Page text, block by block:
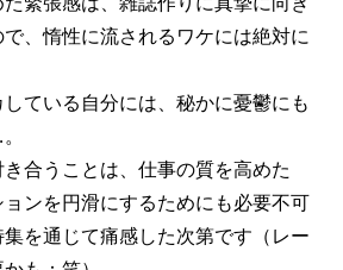
、惰性に流されるワケには絶対に
ている自分には、秘かに憂鬱にも
き合うことは、仕事の質を高めた
ンを円滑にするためにも必要不可
を通じて痛感した次第です（レー